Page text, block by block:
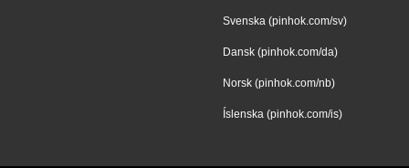
Svenska (pinhok.com/sv)
Dansk (pinhok.com/da)
Norsk (pinhok.com/nb)
Íslenska (pinhok.com/is)